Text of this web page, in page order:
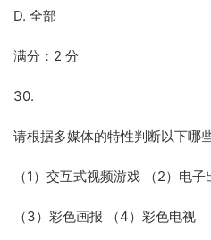
D. 全部
满分：2 分
30.
请根据多媒体的特性判断以下哪
（1）交互式视频游戏 （2）电子
（3）彩色画报 （4）彩色电视